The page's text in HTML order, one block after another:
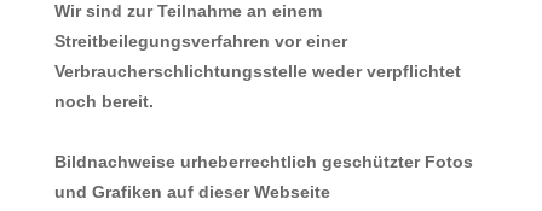
Wir sind zur Teilnahme an einem
Streitbeilegungsverfahren vor einer
Verbraucherschlichtungsstelle weder verpflichtet
noch bereit.
Bildnachweise urheberrechtlich geschützter Fotos
und Grafiken auf dieser Webseite